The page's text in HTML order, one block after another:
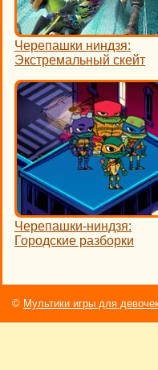
Черепашки ниндзя:
Экстремальный скейт
Черепашки-ниндзя:
Городские разборки
© Мультики игры для